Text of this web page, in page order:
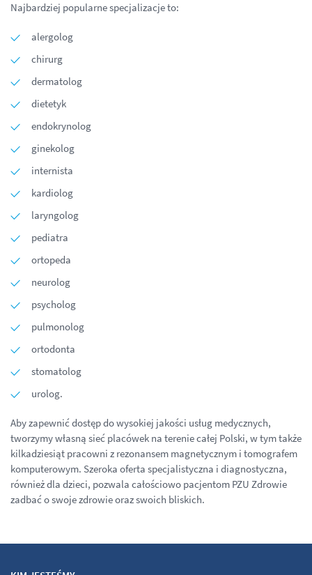
Najbardziej popularne specjalizacje to:
alergolog
chirurg
dermatolog
dietetyk
endokrynolog
ginekolog
internista
kardiolog
laryngolog
pediatra
ortopeda
neurolog
psycholog
pulmonolog
ortodonta
stomatolog
urolog.
Aby zapewnić dostęp do wysokiej jakości usług medycznych,
tworzymy własną sieć placówek na terenie całej Polski, w tym także
kilkadziesiąt pracowni z rezonansem magnetycznym i tomografem
komputerowym. Szeroka oferta specjalistyczna i diagnostyczna,
również dla dzieci, pozwala całościowo pacjentom PZU Zdrowie
zadbać o swoje zdrowie oraz swoich bliskich.